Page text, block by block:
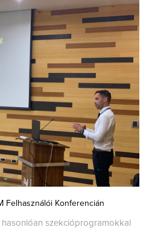
Felhasználói Konferencián
szekcióprogramokkal